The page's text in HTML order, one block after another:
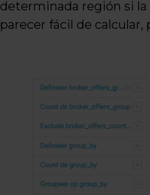
determinada región si
parecer fácil de calcular,